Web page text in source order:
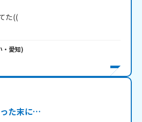
た((
・ 愛知)
た末に…